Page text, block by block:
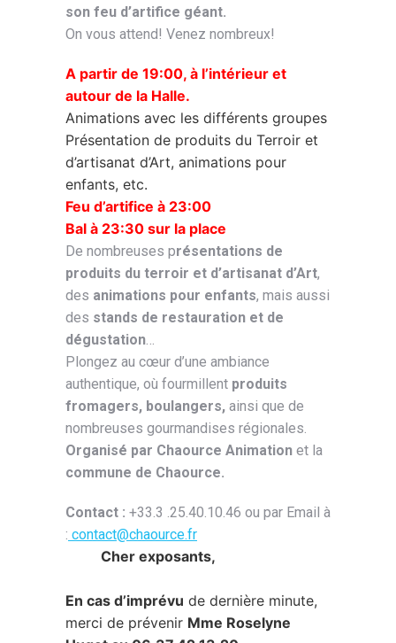
son feu d’artifice géant.
On vous attend! Venez nombreux!
A partir de 19:00, à l’intérieur et
autour de la Halle.
Animations avec les différents groupes
Présentation de produits du Terroir et
d’artisanat d’Art, animations pour
enfants, etc.
Feu d’artifice à 23:00
Bal à 23:30 sur la place
De nombreuses présentations de
produits du terroir et d’artisanat d’Art,
des animations pour enfants, mais aussi
des stands de restauration et de
dégustation…
Plongez au cœur d’une ambiance
authentique, où fourmillent produits
fromagers, boulangers, ainsi que de
nombreuses gourmandises régionales.
Organisé par Chaource Animation et la
commune de Chaource.
Contact : +33.3 .25.40.10.46 ou par Email à
: contact@chaource.fr
Cher exposants,
En cas d’imprévu de dernière minute,
merci de prévenir Mme Roselyne